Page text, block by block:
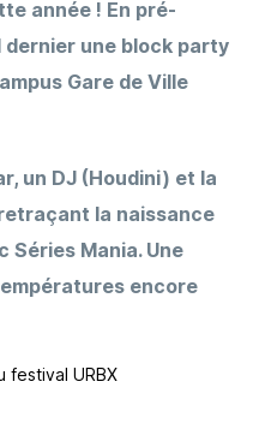
année ! En pré-
une block party
Gare de Ville
un DJ (Houdini) et la
la naissance
Séries Mania. Une
encore